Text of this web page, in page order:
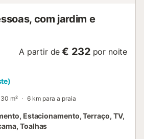
com jardim e
A partir de € 232 por noite
m² 6 km para a praia
Estacionamento, Terraço, TV,
Toalhas